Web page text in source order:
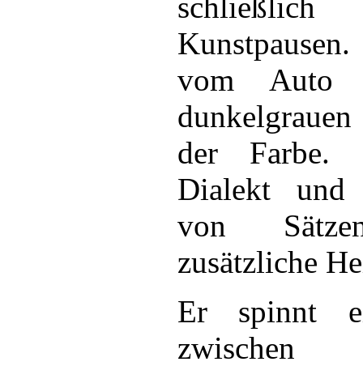
vom Auto
der Farbe.
Dialekt und
von
zusätzliche
Er spinnt
zwischen